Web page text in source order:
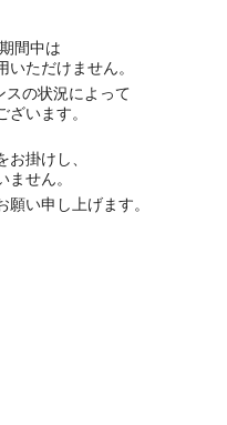
間中は
ただけません。
の状況によって
います。
掛けし、
せん。
い申し上げます。